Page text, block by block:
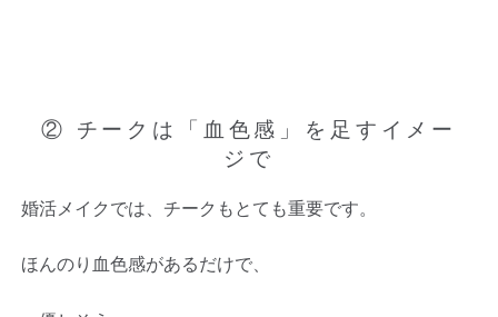
② チークは「血色感」を足すイメー
ジで
婚活メイクでは、チークもとても重要です。
ほんのり血色感があるだけで、